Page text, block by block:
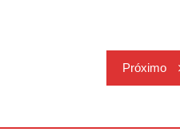
Próximo